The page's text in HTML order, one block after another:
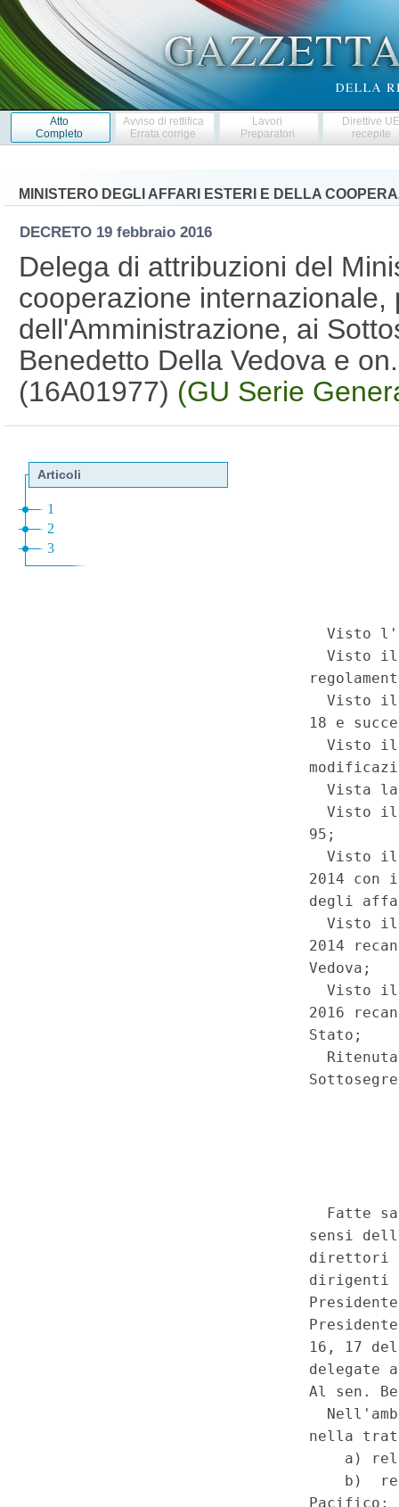
Atto
Completo
Avviso di rettifica
Errata corrige
Lavori
Preparatori
Direttive
recepite
MINISTERO DEGLI AFFARI ESTERI E DELLA
DECRETO 19 febbraio 2016
Delega di attribuzioni del
cooperazione
dell'Amministrazione, ai
Benedetto Della Vedova e
(16A01977) (GU Serie